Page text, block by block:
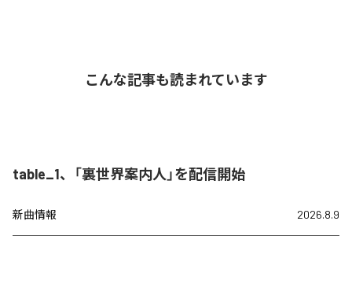
こんな記事も読まれています
table_1、「裏世界案内人」を配信開始
新曲情報 2026.8.9